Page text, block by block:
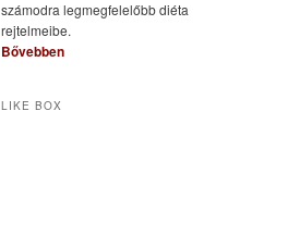
számodra legmegfelelőbb diéta
rejtelmeibe.
Bővebben
LIKE BOX